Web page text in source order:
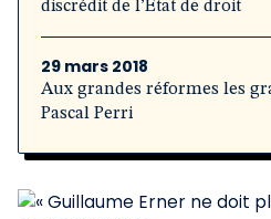
discrédit de l’État de droit
29 mars 2018
Aux grandes réformes les
Pascal Perri